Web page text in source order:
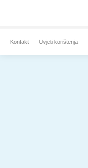
Kontakt Uvjeti korištenja